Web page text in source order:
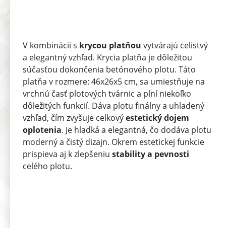
V kombinácii s krycou platňou vytvárajú celistvý
a elegantný vzhľad. Krycia platňa je dôležitou
súčasťou dokončenia betónového plotu. Táto
platňa v rozmere: 46x26x5 cm, sa umiestňuje na
vrchnú časť plotových tvárnic a plní niekoľko
dôležitých funkcií. Dáva plotu finálny a uhladený
vzhľad, čím zvyšuje celkovýestetický dojem
oplotenia. Je hladká a elegantná, čo dodáva plotu
moderný a čistý dizajn. Okrem estetickej funkcie
prispieva aj k zlepšeniu stability a pevnosti
celého plotu.